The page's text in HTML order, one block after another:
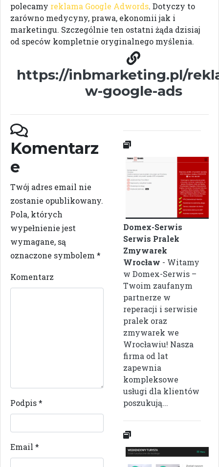
polecamy reklama Google Adwords. Dotyczy to
zarówno medycyny, prawa, ekonomii jak i
marketingu. Szczególnie ten ostatni żąda dzisiaj
od speców kompletnie oryginalnego myślenia.
https://inbmarketing.pl/
w-google-ads
Komentarz
e
Twój adres email nie
zostanie opublikowany.
Pola, których
wypełnienie jest
wymagane, są
oznaczone symbolem *
Komentarz
Podpis*
Email *
Domex-Serwis
Serwis Pralek
Zmywarek
Wrocław - Witamy
w Domex-Serwis –
Twoim zaufanym
partnerze w
reperacji i serwisie
pralek oraz
zmywarek we
Wrocławiu! Nasza
firma od lat
zapewnia
kompleksowe
usługi dla klientów
poszukują...